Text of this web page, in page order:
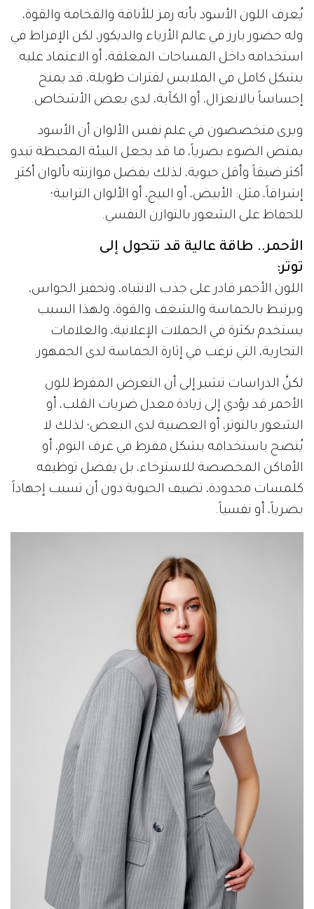
يُعرف اللون الأسود بأنه رمز للأناقة والفخامة والقوة،
وله حضور بارز في عالم الأزياء والديكور، لكن الإفراط في
استخدامه داخل المساحات المغلقة، أو الاعتماد عليه
بشكل كامل في الملابس لفترات طويلة، قد يمنح
إحساساً بالانعزال، أو الكآبة، لدى بعض الأشخاص.
ويرى متخصصون في علم نفس الألوان أن الأسود
يمتص الضوء بصرياً، ما قد يجعل البيئة المحيطة تبدو
أكثر ضيقاً وأقل حيوية، لذلك يفضل موازنته بألوان أكثر
إشراقاً، مثل: الأبيض، أو البيج، أو الألوان الترابية؛
للحفاظ على الشعور بالتوازن النفسي.
الأحمر.. طاقة عالية قد تتحول إلى
توتر:
اللون الأحمر قادر على جذب الانتباه، وتحفيز الحواس،
ويرتبط بالحماسة والشغف والقوة، ولهذا السبب
يستخدم بكثرة في الحملات الإعلانية، والعلامات
التجارية، التي ترغب في إثارة الحماسة لدى الجمهور.
لكنَّ الدراسات تشير إلى أن التعرض المفرط للون
الأحمر قد يؤدي إلى زيادة معدل ضربات القلب، أو
الشعور بالتوتر، أو العصبية لدى البعض؛ لذلك لا
يُنصح باستخدامه بشكل مفرط في غرف النوم، أو
الأماكن المخصصة للاسترخاء، بل يفضل توظيفه
كلمسات محدودة، تضيف الحيوية دون أن تسبب إجهاداً
بصرياً، أو نفسياً.